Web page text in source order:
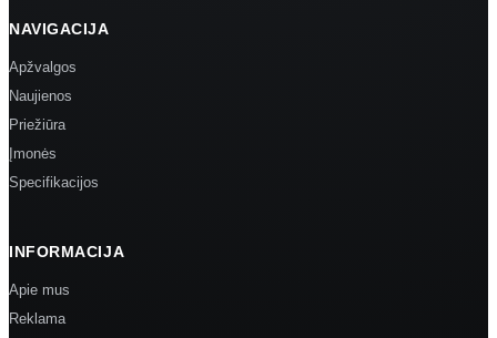
NAVIGACIJA
Apžvalgos
Naujienos
Priežiūra
Įmonės
Specifikacijos
INFORMACIJA
Apie mus
Reklama